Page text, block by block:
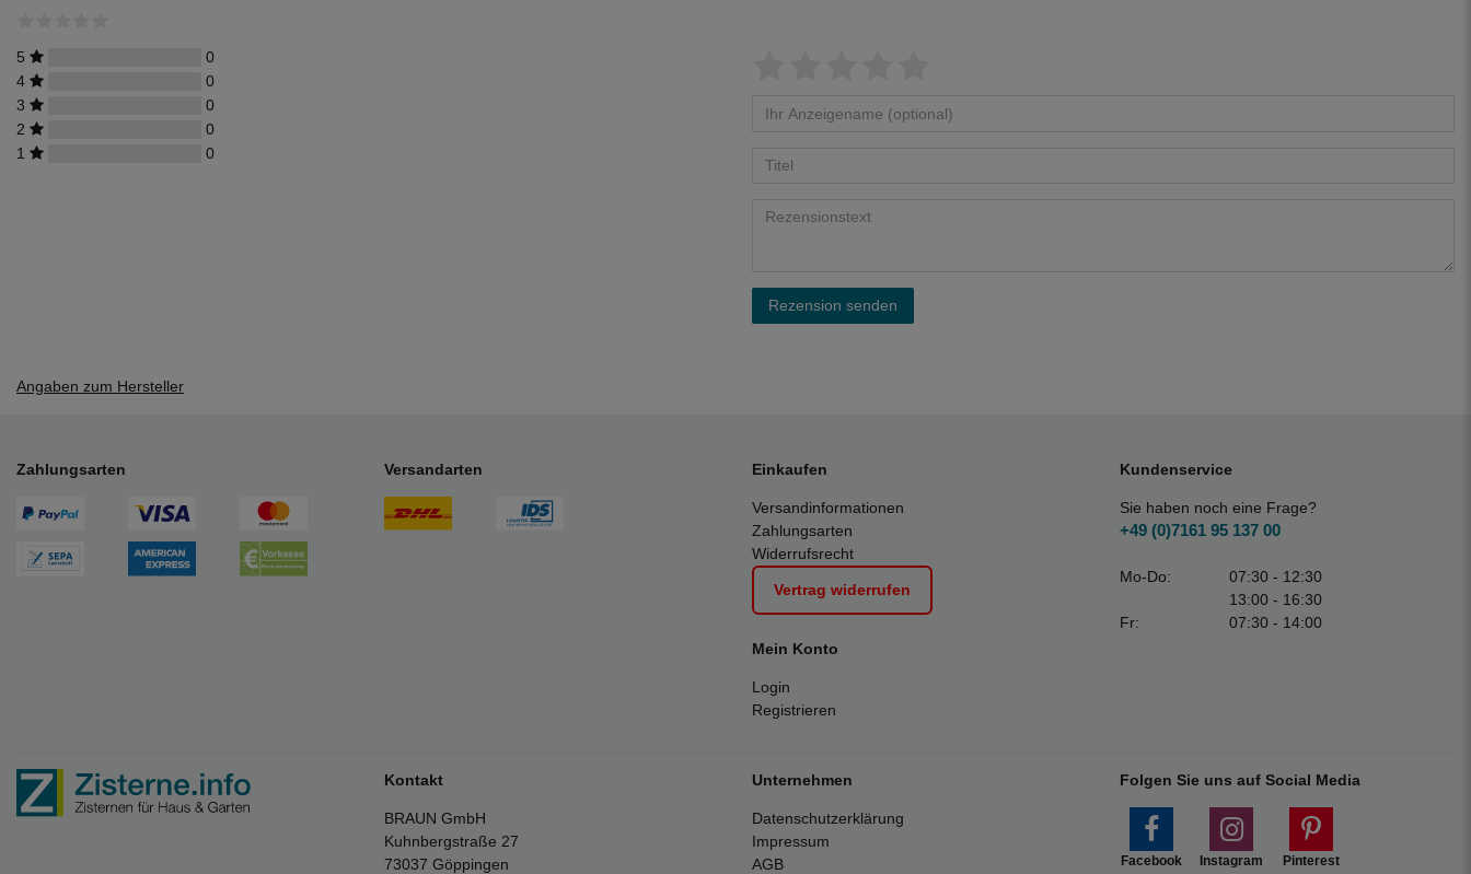
5
0
4
0
3
0
2
0
1
0
Rezension senden
Angaben zum Hersteller
Zahlungsarten Versandarten Einkaufen
Versandinformationen
Zahlungsarten
Widerrufsrecht
Vertrag widerrufen
Mein Konto
Login
Registrieren
Kundenservice
Sie haben noch eine Frage?
+49 (0)7161 95 137 00
Mo-Do:
07:30 - 12:30
13:00 - 16:30
Fr:
07:30 - 14:00
Kontakt
BRAUN GmbH
Kuhnbergstraße 27
73037 Göppingen
Unternehmen
Datenschutzerklärung
Impressum
AGB
Folgen Sie uns auf Social Media
Facebook Instagram Pinterest